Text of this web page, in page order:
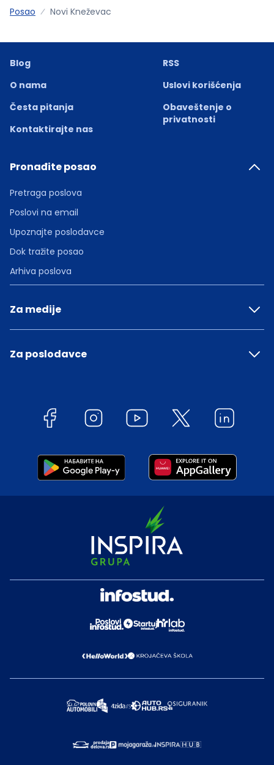
Posao Novi Kneževac
Blog
O nama
Česta pitanja
Kontaktirajte nas
RSS
Uslovi korišćenja
Obaveštenje o
privatnosti
Pronađite posao
Pretraga poslova
Poslovi na email
Upoznajte poslodavce
Dok tražite posao
Arhiva poslova
Za medije
Za poslodavce